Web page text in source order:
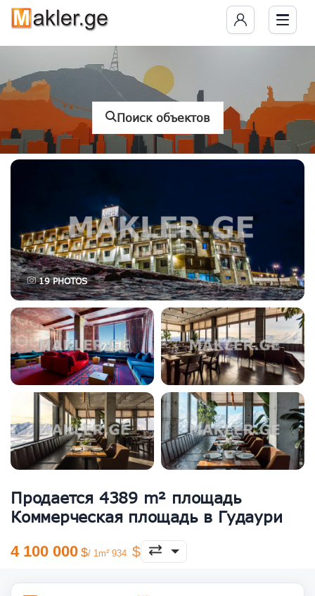
Поиск объектов
19PHOTOS
Продается 4389 m² площадь
Коммерческая площадь в Гудаури
4 100 000 / 1m² 934